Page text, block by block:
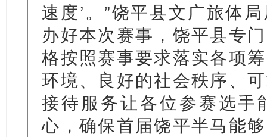
速度’。”饶平县文广旅体
办好本次赛事，饶平县专
格按照赛事要求落实各项
环境、良好的社会秩序、
接待服务让各位参赛选手
心，确保首届饶平半马能